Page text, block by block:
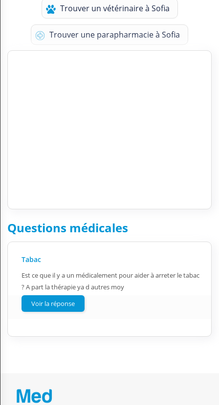
Trouver un vétérinaire à Sofia
Trouver une parapharmacie à Sofia
Questions médicales
Tabac
Est ce que il y a un médicalement pour aider à arreter le tabac
? A part la thérapie ya d autres moy
Voir la réponse